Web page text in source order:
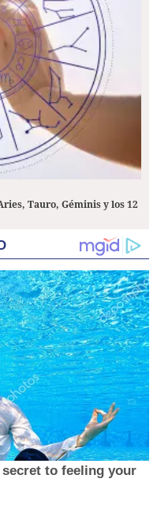
Tauro, Géminis y los 12
to feeling your